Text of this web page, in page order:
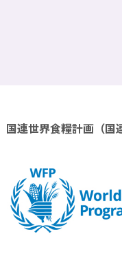
国連世界食糧計画（国